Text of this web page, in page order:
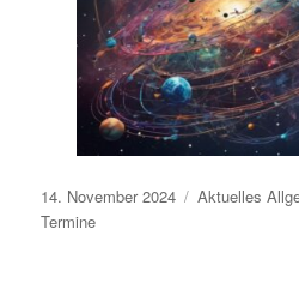
Veröffentlicht
am
14. November 2024 Aktuelles
Termine